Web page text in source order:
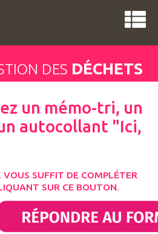
DES DÉCHETS
un mémo-tri, un
autocollant "Ici,
VOUS SUFFIT DE COMPLÉTER
SUR CE BOUTON.